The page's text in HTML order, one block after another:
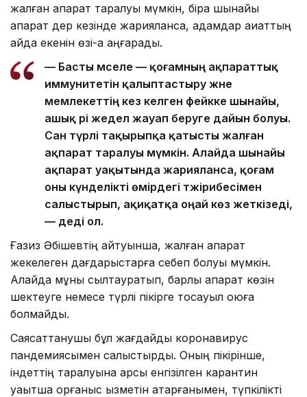
жалған ақпарат таралуы мүмкін, бірақ шынайы
ақпарат дер кезінде жарияланса, адамдар ақиқаттың
қайда екенін өзі-ақ аңғарады.
— Басты мәселе — қоғамның ақпараттық
иммунитетін қалыптастыру және
мемлекеттің кез келген фейкке шынайы,
ашық әрі жедел жауап беруге дайын болуы.
Сан түрлі тақырыпқа қатысты жалған
ақпарат таралуы мүмкін. Алайда шынайы
ақпарат уақытында жарияланса, қоғам
оны күнделікті өмірдегі тәжірибесімен
салыстырып, ақиқатқа оңай көз жеткізеді,
— деді ол.
Ғазиз Әбішевтің айтуынша, жалған ақпарат
жекелеген дағдарыстарға себеп болуы мүмкін.
Алайда мұны сылтауратып, барлық ақпарат көзін
шектеуге немесе түрлі пікірге тосқауыл қоюға
болмайды.
Саясаттанушы бұл жағдайды коронавирус
пандемиясымен салыстырды. Оның пікірінше,
індеттің таралуына қарсы енгізілген карантин
уақытша қорғаныс қызметін атқарғанымен, түпкілікті